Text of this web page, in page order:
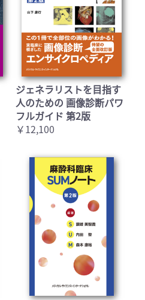
ジェネラリストを目指す
人のための 画像診断パワ
フルガイド 第2版
￥12,100